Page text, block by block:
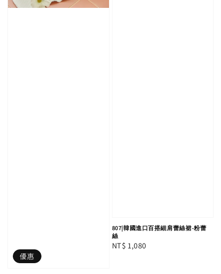
優惠
807|韓國進口百搭細肩蕾絲裙-粉蕾
絲
Regular
NT$ 1,080